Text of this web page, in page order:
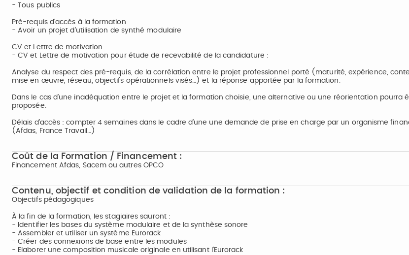
- Tous publics
Pré-requis d'accès à la formation
- Avoir un projet d’utilisation de synthé modulaire
CV et Lettre de motivation
- CV et Lettre de motivation pour étude de recevabilité de la candidature :
Analyse du respect des pré-requis, de la corrélation entre le projet professionnel porté (maturité, expérience,
mise en œuvre, réseau, objectifs opérationnels visés…) et la réponse apportée par la formation.
Dans le cas d’une inadéquation entre le projet et la formation choisie, une alternative ou une réorientation pourra
proposée.
Délais d’accès : compter 4 semaines dans le cadre d’une une demande de prise en charge par un organisme
(Afdas, France Travail…)
Coût de la Formation / Financement :
Financement Afdas, Sacem ou autres OPCO
Contenu, objectif et condition de validation de la formation :
Objectifs pédagogiques
À la fin de la formation, les stagiaires sauront :
- Identifier les bases du système modulaire et de la synthèse sonore
- Assembler et utiliser un système Eurorack
- Créer des connexions de base entre les modules
- Elaborer une composition musicale originale en utilisant l'Eurorack